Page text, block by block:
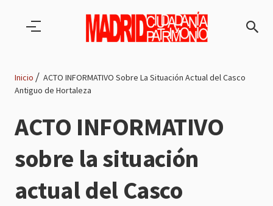
de
navegación
Inicio
ACTO INFORMATIVO Sobre La Situación Actual del Casco
Antiguo de Hortaleza
ACTO INFORMATIVO
sobre la situación
actual del Casco